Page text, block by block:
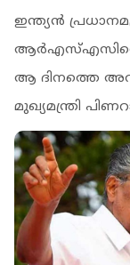
ഇന്ത്യന്‍
ആര്‍എസ്എസിനെ
ആ ദിനത്തെ
മുഖ്യമന്ത്രി